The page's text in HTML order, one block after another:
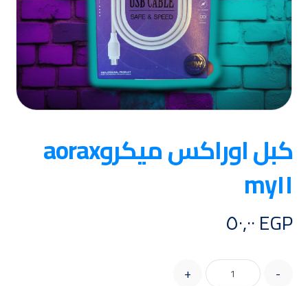
كبل اوراكس ميكروaorax
my١١
EGP
-
+